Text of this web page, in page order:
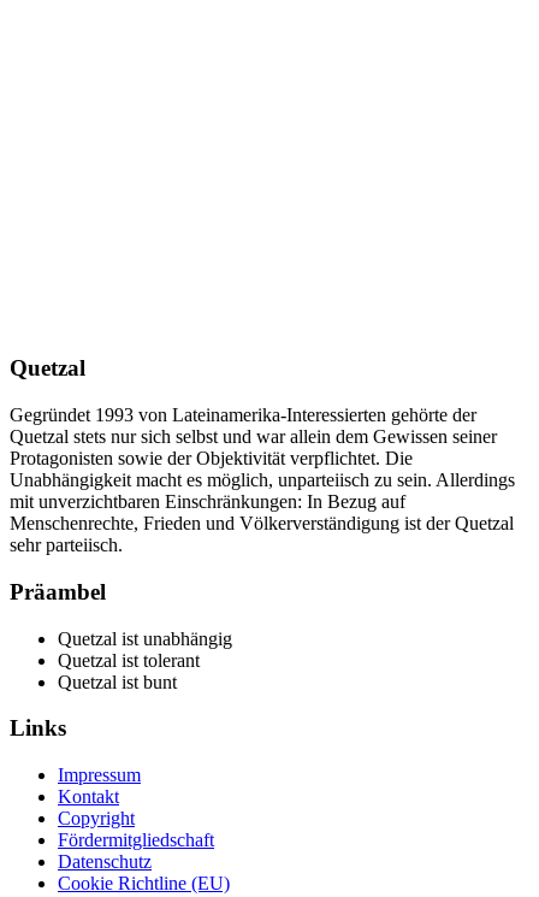
Quetzal
Gegründet 1993 von Lateinamerika-Interessierten gehörte der
Quetzal stets nur sich selbst und war allein dem Gewissen seiner
Protagonisten sowie der Objektivität verpflichtet. Die
Unabhängigkeit macht es möglich, unparteiisch zu sein. Allerdings
mit unverzichtbaren Einschränkungen: In Bezug auf
Menschenrechte, Frieden und Völkerverständigung ist der Quetzal
sehr parteiisch.
Präambel
Quetzal ist unabhängig
Quetzal ist tolerant
Quetzal ist bunt
Links
Impressum
Kontakt
Copyright
Fördermitgliedschaft
Datenschutz
Cookie Richtline (EU)